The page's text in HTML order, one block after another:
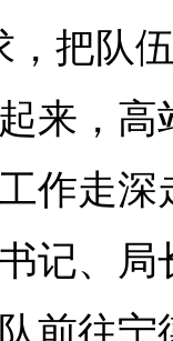
，把队
来，
作走
记、
前往